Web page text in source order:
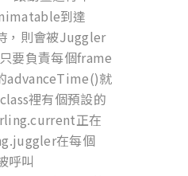
到達
，則會被Juggler
要負責每個frame
advanceTime()就
裡有個預設的
正在
在每個
呼叫